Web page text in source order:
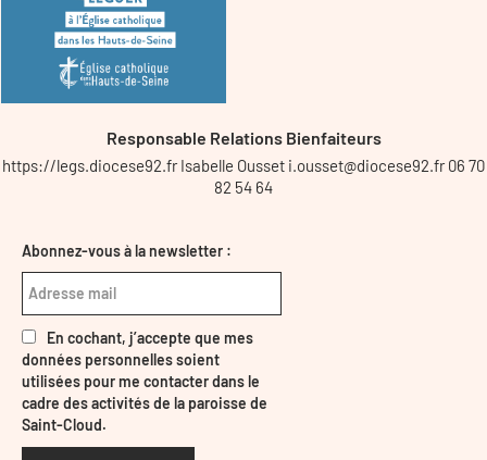
Responsable Relations Bienfaiteurs
https://legs.diocese92.fr Isabelle Ousset i.ousset@diocese92.fr 06 70
82 54 64
Abonnez-vous à la newsletter :
En cochant, j’accepte que mes
données personnelles soient
utilisées pour me contacter dans le
cadre des activités de la paroisse de
Saint-Cloud.